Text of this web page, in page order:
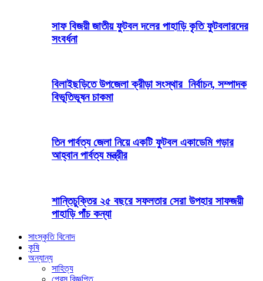
সাফ বিজয়ী জাতীয় ফুটবল দলের পাহাড়ি কৃতি ফুটবলারদের
সংবর্ধনা
বিলাইছড়িতে উপজেলা ক্রীড়া সংস্থার নির্বাচন, সম্পাদক
বিভূতিভূষন চাকমা
তিন পার্বত্য জেলা নিয়ে একটি ফুটবল একাডেমি গড়ার
আহ্বান পার্বত্য মন্ত্রীর
শান্তিচুক্তির ২৫ বছরে সফলতার সেরা উপহার সাফজয়ী
পাহাড়ি পাঁচ কন্যা
সাংস্কৃতি বিনোদ
কৃষি
অন্যান্য
সাহিত্য
প্রেস বিজ্ঞপ্তি